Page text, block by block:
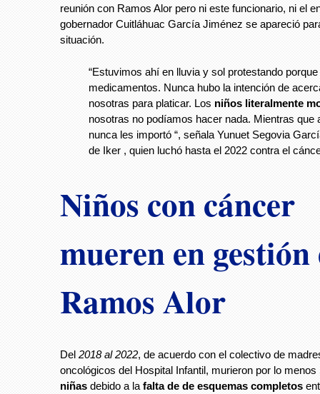
reunión con Ramos Alor pero ni este funcionario, ni el
gobernador Cuitláhuac García Jiménez se apareció
situación.
“Estuvimos ahí en lluvia y sol protestando
medicamentos. Nunca hubo la intención de
nosotras para platicar. Los niños literalmente
nosotras no podíamos hacer nada. Mientras que
nunca les importó “, señala Yunuet Segovia
de Iker , quien luchó hasta el 2022 contra el
Niños con cáncer
mueren en gestión
Ramos Alor
Del 2018 al 2022, de acuerdo con el colectivo de
oncológicos del Hospital Infantil, murieron por lo menos
niñas debido a la falta de de esquemas completos